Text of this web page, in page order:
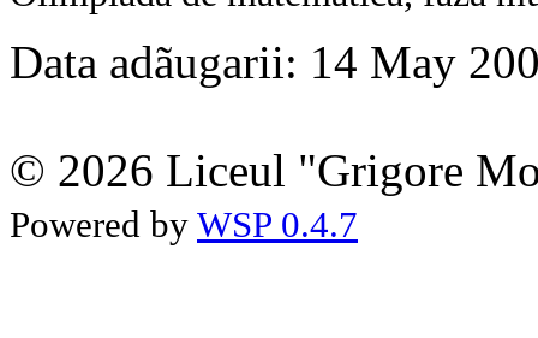
Data adãugarii: 14 May
© 2026 Liceul "Grigore
Powered by WSP 0.4.7